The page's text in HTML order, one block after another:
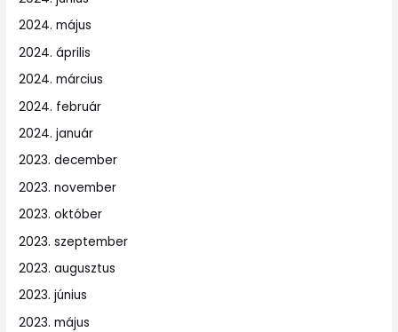
2024. május
2024. április
2024. március
2024. február
2024. január
2023. december
2023. november
2023. október
2023. szeptember
2023. augusztus
2023. június
2023. május